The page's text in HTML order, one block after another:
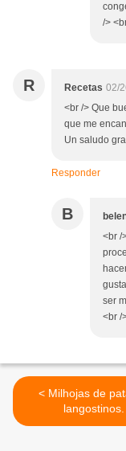
/>
R Recetas 02/
<br /> Que
que me
Un saludo
Responder
B
<br /
ser
<br /
< Milhojas de patata y
langostinos.